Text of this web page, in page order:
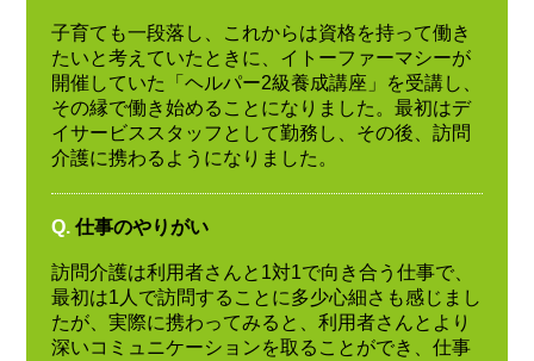
子育ても一段落し、これからは資格を持って働き
たいと考えていたときに、イトーファーマシーが
開催していた「ヘルパー2級養成講座」を受講し、
その縁で働き始めることになりました。最初はデ
イサービススタッフとして勤務し、その後、訪問
介護に携わるようになりました。
Q. 仕事のやりがい
訪問介護は利用者さんと1対1で向き合う仕事で、
最初は1人で訪問することに多少心細さも感じまし
たが、実際に携わってみると、利用者さんとより
深いコミュニケーションを取ることができ、仕事